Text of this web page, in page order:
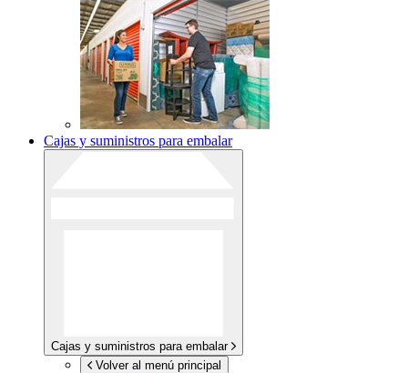
Cajas y suministros para embalar
Cajas y suministros para embalar
Volver al menú principal